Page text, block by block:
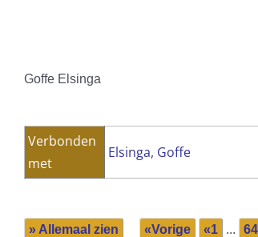
Goffe Elsinga
Verbonden
met
Elsinga, Goffe
» Allemaal zien «Vorige «1 ...